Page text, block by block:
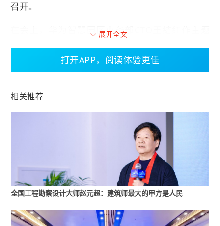
召开。
在会上，华为智慧园区业务部CTO王结红作主题
践》，探讨如何用科技打造智慧园区。
全球170个国家，从百亿美金的公司变成千亿美金
的公司。从某种意义上而言，华为的建筑也见证
了华为的发展历程。而随着华为的业务发展，华
为园区从深圳走向全国，从全国走向全球。
据王结红介绍，2017年，华为内部发起了自己的
内部变革项目，即把园区智慧化。
“园区智慧化首先第一个就是以用户为核心，我们
要打造极致体验，降低运营成本，实际上我们实
展开全文
打开APP，阅读体验更佳
相关推荐
全国工程勘察设计大师赵元超：建筑师最大的甲方是人民